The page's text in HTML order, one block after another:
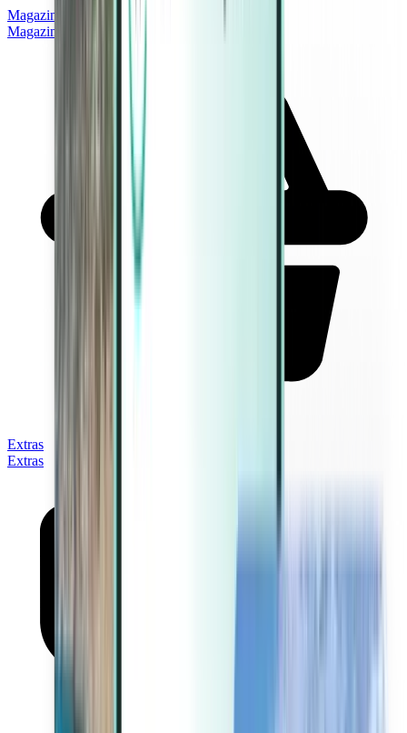
Magazine
Magazine
Extras
Extras